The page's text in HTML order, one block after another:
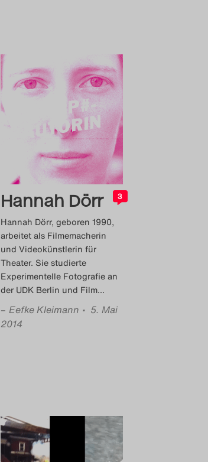
Hannah Dörr 3
Hannah Dörr, geboren 1990,
arbeitet als Filmemacherin
und Videokünstlerin für
Theater. Sie studierte
Experimentelle Fotografie an
der UDK Berlin und Film…
– Eefke Kleimann • 5. Mai
2014